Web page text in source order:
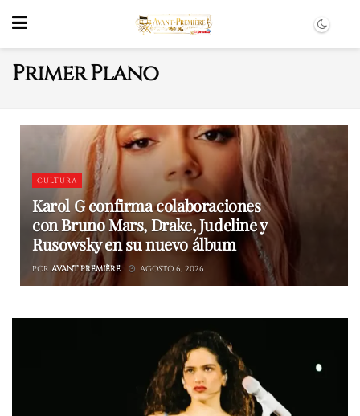
Primer Plano
CULTURA
Karol G confirma colaboraciones
con Bruno Mars, Drake, Judeline y
Rusowsky en su nuevo álbum
POR AVANT PREMIÈRE AGOSTO 6, 2026